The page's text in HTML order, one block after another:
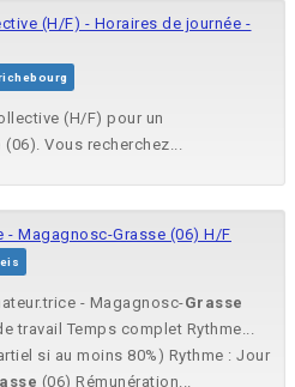
(H/F) - Horaires de journée -
(H/F) pour un
(06). Vous recherchez...
- Magagnosc-Grasse (06) H/F
- Magagnosc-Grasse
travail Temps complet Rythme...
si au moins 80%) Rythme : Jour
(06) Rémunération...